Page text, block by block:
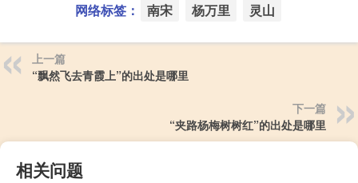
网络标签： 南宋 杨万里 灵山
上一篇
“飘然飞去青霞上”的出处是哪里
下一篇
“夹路杨梅树树红”的出处是哪里
相关问题